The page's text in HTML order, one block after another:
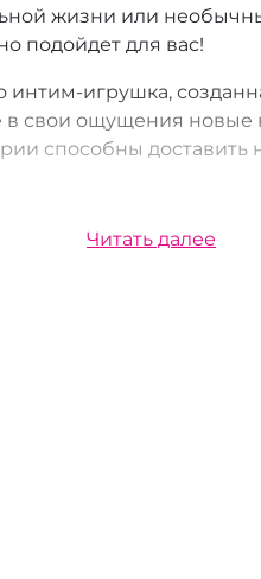
жизни или
подойдет для вас!
игрушка,
свои ощущения новые
способны доставить
упаковке, не
Читать далее